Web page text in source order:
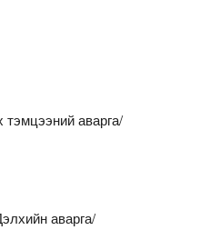
аварга/
аварга/